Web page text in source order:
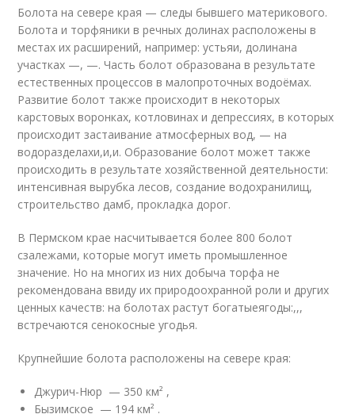
Болота на севере края — следы бывшего материкового.
Болота и торфяники в речных долинах расположены в
местах их расширений, например: устьяи, долинана
участках —, —. Часть болот образована в результате
естественных процессов в малопроточных водоёмах.
Развитие болот также происходит в некоторых
карстовых воронках, котловинах и депрессиях, в которых
происходит застаивание атмосферных вод, — на
водоразделахи,и,и. Образование болот может также
происходить в результате хозяйственной деятельности:
интенсивная вырубка лесов, создание водохранилищ,
строительство дамб, прокладка дорог.
В Пермском крае насчитывается более 800 болот
сзалежами, которые могут иметь промышленное
значение. Но на многих из них добыча торфа не
рекомендована ввиду их природоохранной роли и других
ценных качеств: на болотах растут богатыеягоды:,,,
встречаются сенокосные угодья.
Крупнейшие болота расположены на севере края:
Джурич-Нюр — 350 км² ,
Бызимское — 194 км² .